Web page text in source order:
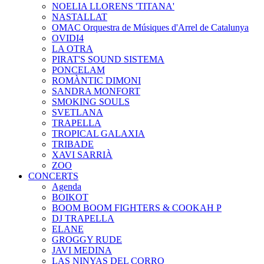
NOELIA LLORENS 'TITANA'
NASTALLAT
OMAC Orquestra de Músiques d'Arrel de Catalunya
OVIDI4
LA OTRA
PIRAT'S SOUND SISTEMA
PONCELAM
ROMÀNTIC DIMONI
SANDRA MONFORT
SMOKING SOULS
SVETLANA
TRAPELLA
TROPICAL GALAXIA
TRIBADE
XAVI SARRIÀ
ZOO
CONCERTS
Agenda
BOIKOT
BOOM BOOM FIGHTERS & COOKAH P
DJ TRAPELLA
ELANE
GROGGY RUDE
JAVI MEDINA
LAS NINYAS DEL CORRO